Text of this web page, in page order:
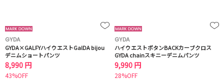
GYDA
GYDA×GALFYハイウエストGalDA bijou
デニムショートパンツ
8,990 円
43%OFF
GYDA
ハイウエストボタンBACKカーブクロス
GYDA chainスキニーデニムパンツ
9,990 円
28%OFF